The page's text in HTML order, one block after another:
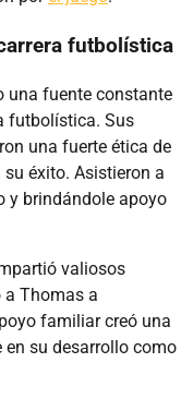
futbolística
una fuente constante
futbolística. Sus
una fuerte ética de
éxito. Asistieron a
y brindándole apoyo
valiosos
Thomas a
familiar creó una
en su desarrollo como